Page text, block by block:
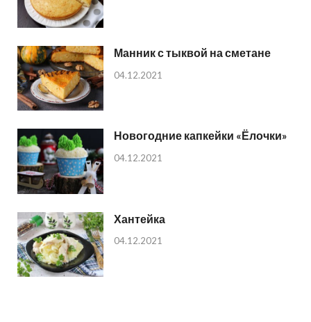
Манник с тыквой на сметане
04.12.2021
Новогодние капкейки «Ёлочки»
04.12.2021
Хантейка
04.12.2021